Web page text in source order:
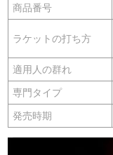
商品番号
ラケットの打ち方
適用人の群れ
専門タイプ
発売時期